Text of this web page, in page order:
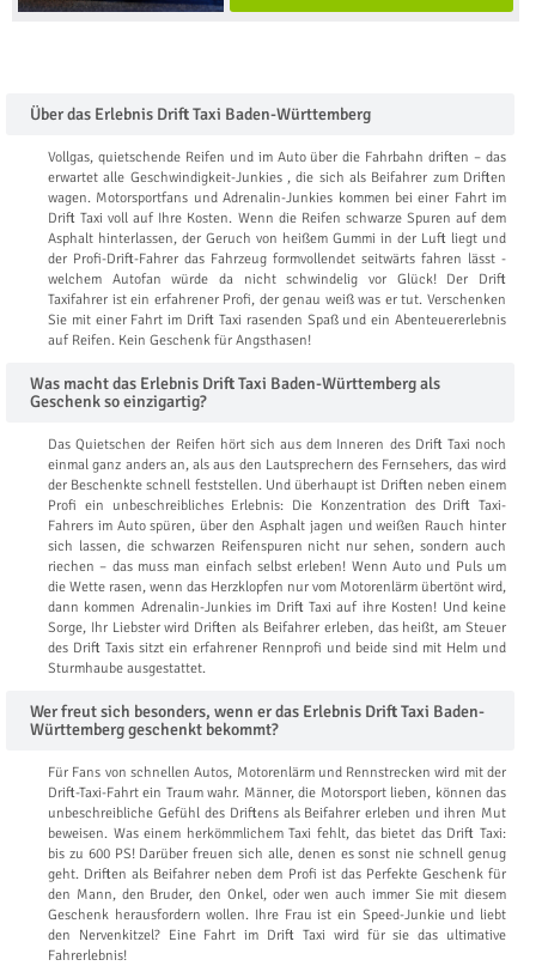
Über das Erlebnis Drift Taxi Baden-Württemberg
Vollgas, quietschende Reifen und im Auto über die Fahrbahn driften – das
erwartet alle Geschwindigkeit-Junkies , die sich als Beifahrer zum Driften
wagen. Motorsportfans und Adrenalin-Junkies kommen bei einer Fahrt im
Drift Taxi voll auf Ihre Kosten. Wenn die Reifen schwarze Spuren auf dem
Asphalt hinterlassen, der Geruch von heißem Gummi in der Luft liegt und
der Profi-Drift-Fahrer das Fahrzeug formvollendet seitwärts fahren lässt -
welchem Autofan würde da nicht schwindelig vor Glück! Der Drift
Taxifahrer ist ein erfahrener Profi, der genau weiß was er tut. Verschenken
Sie mit einer Fahrt im Drift Taxi rasenden Spaß und ein Abenteuererlebnis
auf Reifen. Kein Geschenk für Angsthasen!
Was macht das Erlebnis Drift Taxi Baden-Württemberg als
Geschenk so einzigartig?
Das Quietschen der Reifen hört sich aus dem Inneren des Drift Taxi noch
einmal ganz anders an, als aus den Lautsprechern des Fernsehers, das wird
der Beschenkte schnell feststellen. Und überhaupt ist Driften neben einem
Profi ein unbeschreibliches Erlebnis: Die Konzentration des Drift Taxi-
Fahrers im Auto spüren, über den Asphalt jagen und weißen Rauch hinter
sich lassen, die schwarzen Reifenspuren nicht nur sehen, sondern auch
riechen – das muss man einfach selbst erleben! Wenn Auto und Puls um
die Wette rasen, wenn das Herzklopfen nur vom Motorenlärm übertönt wird,
dann kommen Adrenalin-Junkies im Drift Taxi auf ihre Kosten! Und keine
Sorge, Ihr Liebster wird Driften als Beifahrer erleben, das heißt, am Steuer
des Drift Taxis sitzt ein erfahrener Rennprofi und beide sind mit Helm und
Sturmhaube ausgestattet.
Wer freut sich besonders, wenn er das Erlebnis Drift Taxi Baden-
Württemberg geschenkt bekommt?
Für Fans von schnellen Autos, Motorenlärm und Rennstrecken wird mit der
Drift-Taxi-Fahrt ein Traum wahr. Männer, die Motorsport lieben, können das
unbeschreibliche Gefühl des Driftens als Beifahrer erleben und ihren Mut
beweisen. Was einem herkömmlichem Taxi fehlt, das bietet das Drift Taxi:
bis zu 600 PS! Darüber freuen sich alle, denen es sonst nie schnell genug
geht. Driften als Beifahrer neben dem Profi ist das Perfekte Geschenk für
den Mann, den Bruder, den Onkel, oder wen auch immer Sie mit diesem
Geschenk herausfordern wollen. Ihre Frau ist ein Speed-Junkie und liebt
den Nervenkitzel? Eine Fahrt im Drift Taxi wird für sie das ultimative
Fahrerlebnis!